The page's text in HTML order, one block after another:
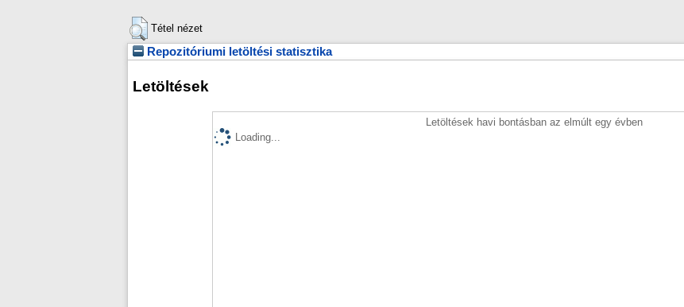
Tétel nézet
Repozitóriumi letöltési statisztika
Letöltések
Letöltések havi bontásban az elmúlt egy évben
Loading...